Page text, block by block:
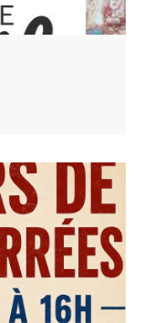
l'entreprise
sur place